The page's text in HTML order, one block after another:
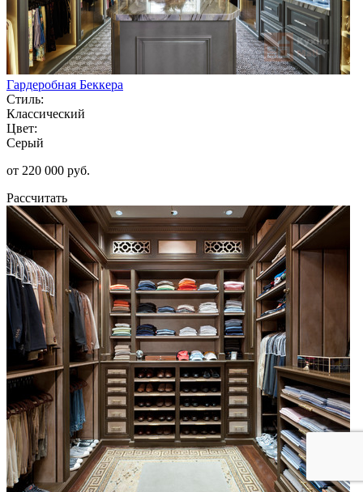
Гардеробная Беккера
Стиль:
Классический
Цвет:
Серый
от 220 000 руб.
Рассчитать